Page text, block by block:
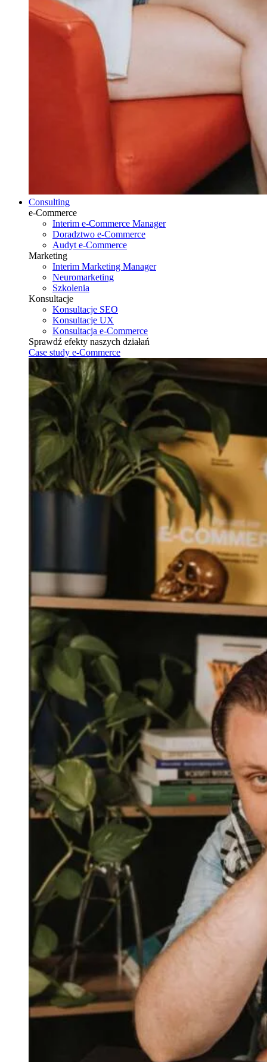
Consulting
e-Commerce
Interim e-Commerce Manager
Doradztwo e-Commerce
Audyt e-Commerce
Marketing
Interim Marketing Manager
Neuromarketing
Szkolenia
Konsultacje
Konsultacje SEO
Konsultacje UX
Konsultacja e-Commerce
Sprawdź efekty naszych działań
Case study e-Commerce